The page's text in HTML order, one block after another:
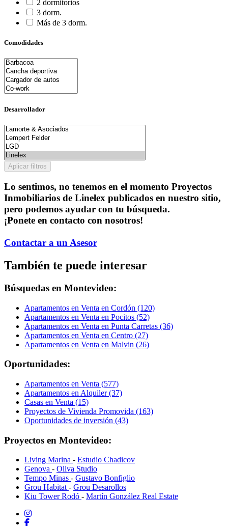
2 dormitorios
3 dorm.
Más de 3 dorm.
Comodidades
Desarrollador
Aplicar filtros
Lo sentimos, no tenemos en el momento Proyectos
Inmobiliarios de Linelex publicados en nuestro sitio,
pero podemos ayudar con tu búsqueda.
¡Ponete en contacto con nosotros!
Contactar a un Asesor
También te puede interesar
Búsquedas en Montevideo:
Apartamentos en Venta en Cordón (120)
Apartamentos en Venta en Pocitos (52)
Apartamentos en Venta en Punta Carretas (36)
Apartamentos en Venta en Centro (27)
Apartamentos en Venta en Malvin (26)
Oportunidades:
Apartamentos en Venta (577)
Apartamentos en Alquiler (37)
Casas en Venta (15)
Proyectos de Vivienda Promovida (163)
Oportunidades de inversión (43)
Proyectos en Montevideo:
Living Marina - Estudio Chadicov
Genova - Oliva Studio
Tempo Minas - Gustavo Bonfiglio
Grou Habitat - Grou Desarollos
Kiu Tower Rodó - Martín González Real Estate